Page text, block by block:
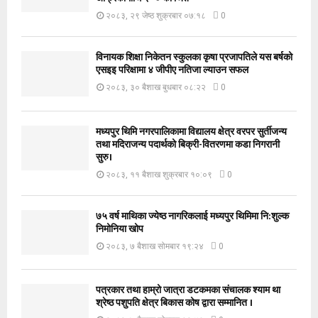
२०८३, २९ जेष्ठ शुक्रबार ०७:१८ 0
विनायक शिक्षा निकेतन स्कुलका कृषा प्रजापतिले यस बर्षको
एसइइ परिक्षामा ४ जीपीए नतिजा ल्याउन सफल
२०८३, ३० बैशाख बुधबार ०८:२२ 0
मध्यपुर थिमि नगरपालिकामा विद्यालय क्षेत्र वरपर सुर्तीजन्य
तथा मदिराजन्य पदार्थको बिक्री-वितरणमा कडा निगरानी
सुरु।
२०८३, ११ बैशाख शुक्रबार १०:०९ 0
७५ वर्ष माथिका ज्येष्ठ नागरिकलाई मध्यपुर थिमिमा नि:शुल्क
निमोनिया खोप
२०८३, ७ बैशाख सोमबार १९:२४ 0
पत्रकार तथा हाम्रो जात्रा डटकमका संचालक श्याम था
श्रेष्ठ पशुपति क्षेत्र बिकास कोष द्वारा सम्मानित ।